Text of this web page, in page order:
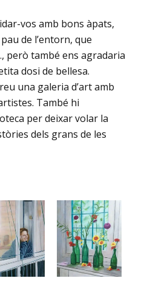
vos amb bons àpats,
de l’entorn, que
però també ens agradaria
dosi de bellesa.
una galeria d’art amb
També hi
per deixar volar la
dels grans de les